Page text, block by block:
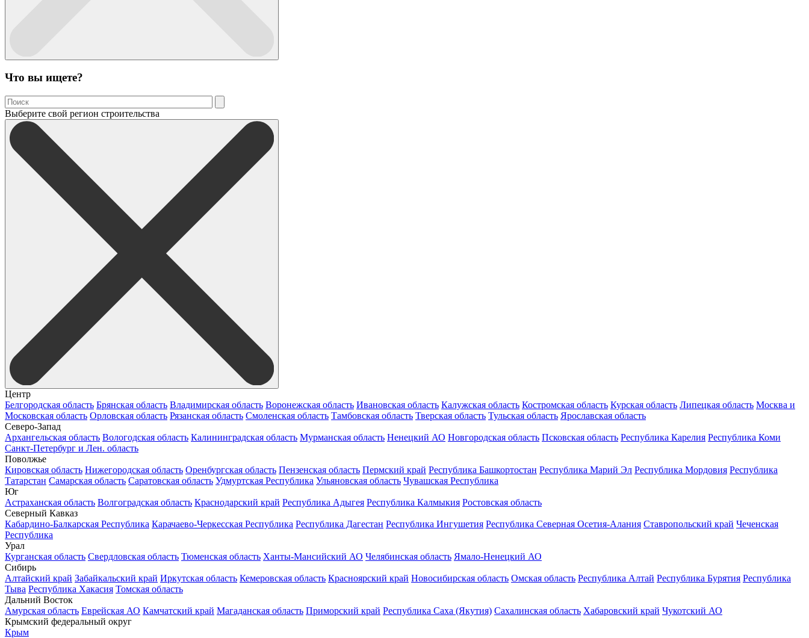
Что вы ищете?
Выберите свой регион строительства
Центр
Белгородская область Брянская область Владимирская область Воронежская область Ивановская область Калужская область Костромская область Курская область Липецкая область Москва и
Московская область Орловская область Рязанская область Смоленская область Тамбовская область Тверская область Тульская область Ярославская область
Северо-Запад
Архангельская область Вологодская область Калининградская область Мурманская область Ненецкий АО Новгородская область Псковская область Республика Карелия Республика Коми
Санкт-Петербург и Лен. область
Поволжье
Кировская область Нижегородская область Оренбургская область Пензенская область Пермский край Республика Башкортостан Республика Марий Эл Республика Мордовия Республика
Татарстан Самарская область Саратовская область Удмуртская Республика Ульяновская область Чувашская Республика
Юг
Астраханская область Волгоградская область Краснодарский край Республика Адыгея Республика Калмыкия Ростовская область
Северный Кавказ
Кабардино-Балкарская Республика Карачаево-Черкесская Республика Республика Дагестан Республика Ингушетия Республика Северная Осетия-Алания Ставропольский край Чеченская
Республика
Урал
Курганская область Свердловская область Тюменская область Ханты-Мансийский АО Челябинская область Ямало-Ненецкий АО
Сибирь
Алтайский край Забайкальский край Иркутская область Кемеровская область Красноярский край Новосибирская область Омская область Республика Алтай Республика Бурятия Республика
Тыва Республика Хакасия Томская область
Дальний Восток
Амурская область Еврейская АО Камчатский край Магаданская область Приморский край Республика Саха (Якутия) Сахалинская область Хабаровский край Чукотский АО
Крымский федеральный округ
Крым